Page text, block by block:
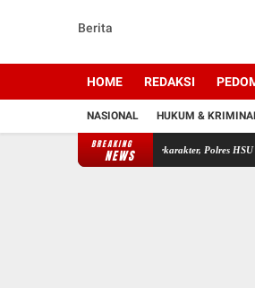
Berita
HOME REDAKSI
NASIONAL HUKUM &
BREAKING
NEWS
Siapkan Generasi Berkarakter, Polres HSU Tanamkan